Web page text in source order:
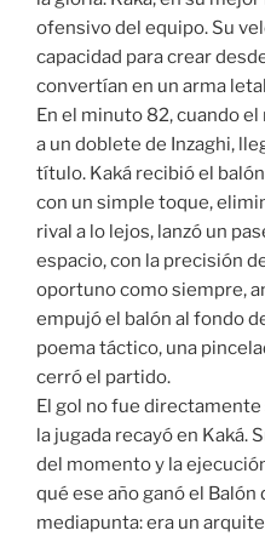
ofensivo del equipo. Su
capacidad para crear
convertían en un arma
En el minuto 82, cuando
a un doblete de Inzaghi,
título. Kaká recibió el
con un simple toque,
rival a lo lejos, lanzó un
espacio, con la precisión
oportuno como siempre,
empujó el balón al fondo
poema táctico, una
cerró el partido.
El gol no fue
la jugada recayó en Kaká.
del momento y la
qué ese año ganó el Balón
mediapunta: era un